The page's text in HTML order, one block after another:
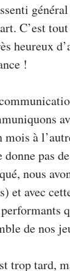
C’est
heureux
!
à
donne pas
nous
et avec
de nos
trop tard,